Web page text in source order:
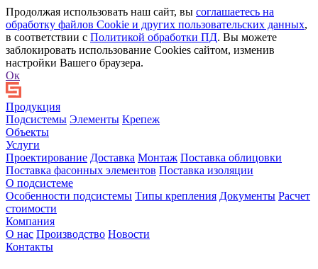
Продолжая использовать наш сайт, вы соглашаетесь на
обработку файлов Сookie и других пользовательских данных,
в соответствии с Политикой обработки ПД. Вы можете
заблокировать использование Cookies сайтом, изменив
настройки Вашего браузера.
Ок
Продукция
Подсистемы Элементы Крепеж
Объекты
Услуги
Проектирование Доставка Монтаж Поставка облицовки
Поставка фасонных элементов Поставка изоляции
О подсистеме
Особенности подсистемы Типы крепления Документы Расчет
стоимости
Компания
О нас Производство Новости
Контакты